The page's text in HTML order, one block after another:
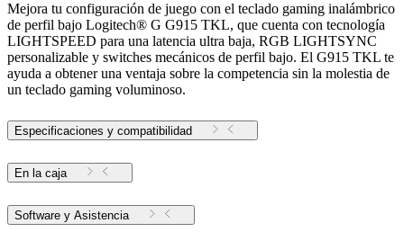
Mejora tu configuración de juego con el teclado gaming inalámbrico
de perfil bajo Logitech® G G915 TKL, que cuenta con tecnología
LIGHTSPEED para una latencia ultra baja, RGB LIGHTSYNC
personalizable y switches mecánicos de perfil bajo. El G915 TKL te
ayuda a obtener una ventaja sobre la competencia sin la molestia de
un teclado gaming voluminoso.
Especificaciones y compatibilidad
En la caja
Software y Asistencia